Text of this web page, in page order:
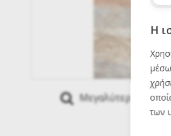
Μεγαλύτερη Εικόνα
Η
των